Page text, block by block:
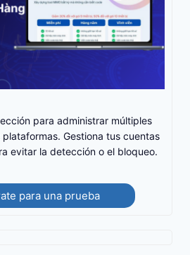
para administrar múltiples
Gestiona tus cuentas
evitar la detección o el bloqueo.
para una prueba